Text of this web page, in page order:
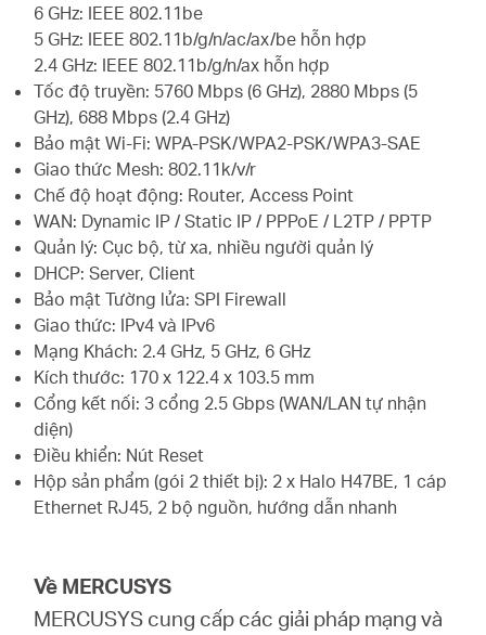
6 GHz: IEEE 802.11be
5 GHz: IEEE 802.11b/g/n/ac/ax/be hỗn hợp
2.4 GHz: IEEE 802.11b/g/n/ax hỗn hợp
Tốc độ truyền: 5760 Mbps (6 GHz), 2880 Mbps (5
GHz), 688 Mbps (2.4 GHz)
Bảo mật Wi-Fi: WPA-PSK/WPA2-PSK/WPA3-SAE
Giao thức Mesh: 802.11k/v/r
Chế độ hoạt động: Router, Access Point
WAN: Dynamic IP / Static IP / PPPoE / L2TP / PPTP
Quản lý: Cục bộ, từ xa, nhiều người quản lý
DHCP: Server, Client
Bảo mật Tường lửa: SPI Firewall
Giao thức: IPv4 và IPv6
Mạng Khách: 2.4 GHz, 5 GHz, 6 GHz
Kích thước: 170 x 122.4 x 103.5 mm
Cổng kết nối: 3 cổng 2.5 Gbps (WAN/LAN tự nhận
diện)
Điều khiển: Nút Reset
Hộp sản phẩm (gói 2 thiết bị): 2 x Halo H47BE, 1 cáp
Ethernet RJ45, 2 bộ nguồn, hướng dẫn nhanh
Về MERCUSYS
MERCUSYS cung cấp các giải pháp mạng và